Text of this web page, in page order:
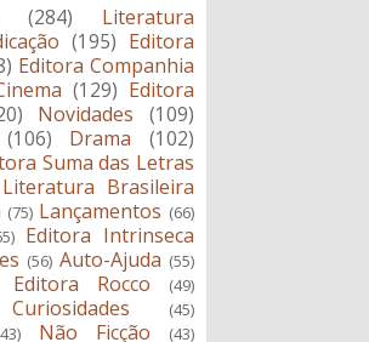
(284)
Literatura
(195) Editora
Editora Companhia
(129) Editora
Novidades
(109)
(106) Drama
(102)
Suma das Letras
Literatura Brasileira
(75) Lançamentos (66)
Editora Intrinseca
(56) Auto-Ajuda (55)
Editora Rocco (49)
Curiosidades (45)
Não Ficção (43)